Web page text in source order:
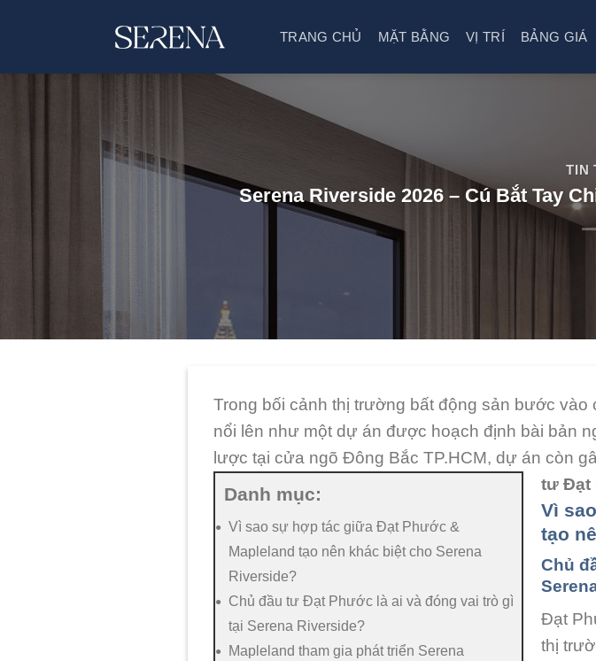
TRANG CHỦ MẶT BẰNG VỊ TRÍ BẢNG GIÁ
TIN
Serena Riverside 2026 – Cú Bắt Tay
Trong bối cảnh thị trường bất động sản bước vào
nổi lên như một dự án được hoạch định bài bản
lược tại cửa ngõ Đông Bắc TP.HCM, dự án còn
tư Đạt
Danh mục:
Vì sao sự hợp tác giữa Đạt Phước &
Mapleland tạo nên khác biệt cho Serena
Riverside?
Chủ đầu tư Đạt Phước là ai và đóng vai trò gì
tại Serena Riverside?
Mapleland tham gia phát triển Serena
Vì
tạo
Chủ
Đạt
thị